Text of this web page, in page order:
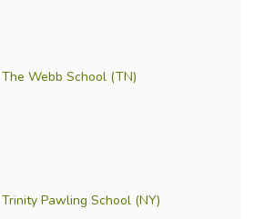
The Webb School (TN)
Trinity Pawling School (NY)